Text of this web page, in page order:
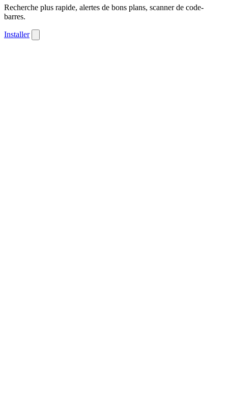
Recherche plus rapide, alertes de bons plans, scanner de code-
barres.
Installer